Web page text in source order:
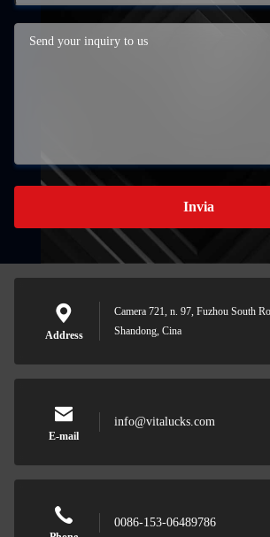
Invia
Address
Camera 721, n. 97, Fuzhou South
Shandong, Cina
E-mail
info@vitalucks.com
0086-153-06489786